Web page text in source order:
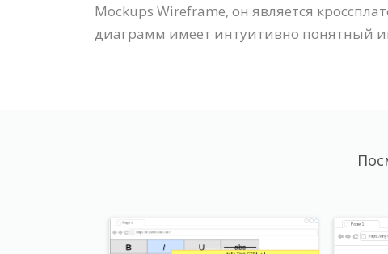
Mockups Wireframe, он является
диаграмм имеет интуитивно понятный